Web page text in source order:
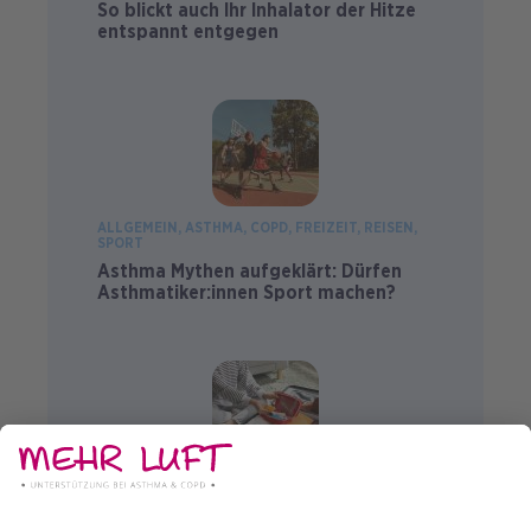
So blickt auch Ihr Inhalator der Hitze
entspannt entgegen
ALLGEMEIN ASTHMA COPD FREIZEIT
REISEN
SPORT
Asthma Mythen aufgeklärt: Dürfen
Asthmatiker:innen Sport machen?
ASTHMA COPD ENTSPANNUNG